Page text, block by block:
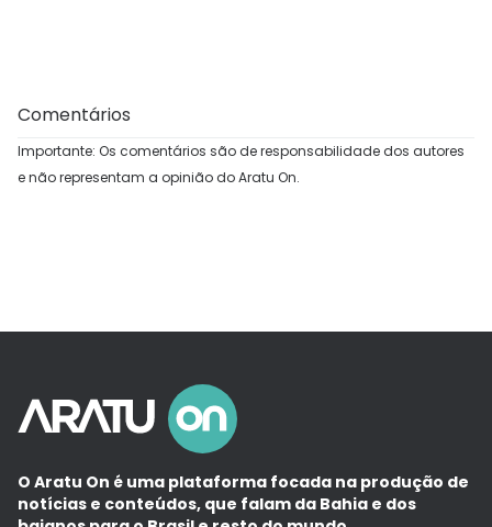
Comentários
Importante: Os comentários são de responsabilidade dos autores
e não representam a opinião do Aratu On.
O Aratu On é uma plataforma focada na produção de
notícias e conteúdos, que falam da Bahia e dos